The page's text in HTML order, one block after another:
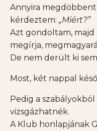
Annyira
kérdeztem: „Miért?”
Azt gondoltam, majd
megírja,
De nem derült ki
Most, két nappal
Pedig a
vizsgázhatnék.
A Klub honlapjának